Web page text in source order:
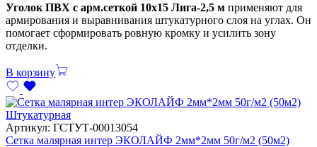
Уголок ПВХ с арм.сеткой 10х15 Лига-2,5 м применяют для
армирования и выравнивания штукатурного слоя на углах. Он
помогает сформировать ровную кромку и усилить зону
отделки.
В корзину
Штукатурная
Артикул: ГСТУТ-00013054
Сетка малярная интер ЭКОЛАЙФ 2мм*2мм 50г/м2 (50м2)